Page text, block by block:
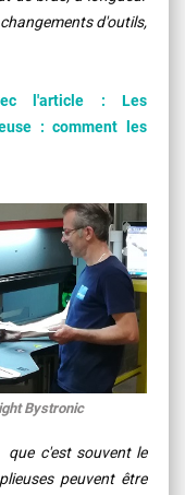
d'outils,
l'article : Les
: comment les
Bystronic
que c'est souvent le
peuvent être